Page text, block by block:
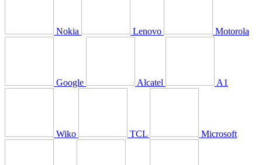
Nokia Lenovo Motorola
Google Alcatel A1
Wiko TCL Microsoft